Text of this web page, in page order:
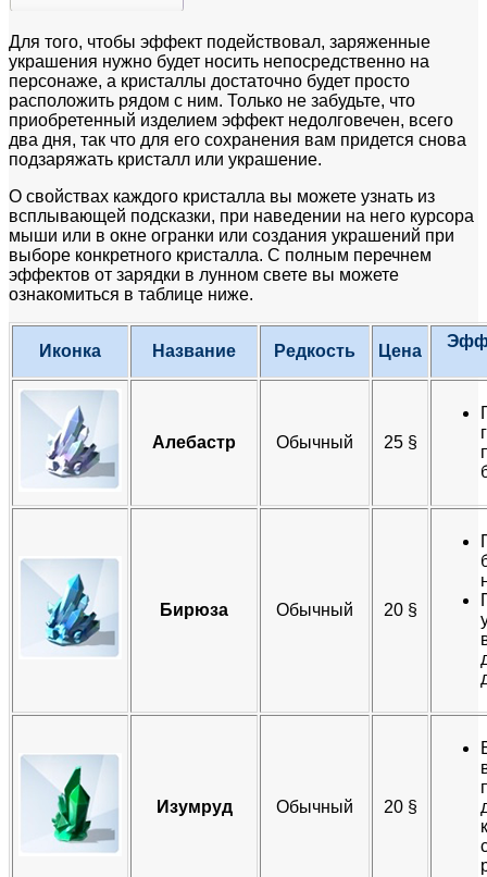
Для того, чтобы эффект подействовал, заряженные
украшения нужно будет носить непосредственно на
персонаже, а кристаллы достаточно будет просто
расположить рядом с ним. Только не забудьте, что
приобретенный изделием эффект недолговечен, всего
два дня, так что для его сохранения вам придется снова
подзаряжать кристалл или украшение.
О свойствах каждого кристалла вы можете узнать из
всплывающей подсказки, при наведении на него курсора
мыши или в окне огранки или создания украшений при
выборе конкретного кристалла. С полным перечнем
эффектов от зарядки в лунном свете вы можете
ознакомиться в таблице ниже.
Иконка Название Редкость Цена
Алебастр Обычный​ 25 §​
Бирюза Обычный​ 20 §​
Изумруд Обычный​ 20 §​